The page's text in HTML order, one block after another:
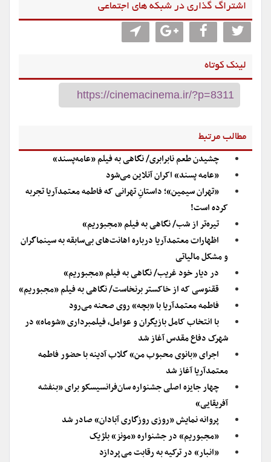
اشتراگ گذاری در شبکه های اجتماعی
لینک کوتاه
مطالب مرتبط
چشیدن طعم نابرابری/ نگاهی به فیلم «عامه‌پسند»
«عامه پسند» اکران آنلاین می‌شود
«تهران سیمین»؛ داستانِ تهرانی که فاطمه معتمدآریا تجربه
کرده است!
تیره‌تر از شب/ نگاهی به فیلم «مجبوریم»
اظهارات معتمدآریا درباره اهانت‌های بی‌سابقه به سینماگران
و مشکل مالیاتی
در دیار خود غریب/ نگاهی به فیلم «مجبوریم»
ققنوسی که از خاکستر برنخاست/ نگاهی به فیلم «مجبوریم»
فاطمه معتمدآریا با «بچه» روی صحنه می‌رود
با انتخاب کامل بازیگران و عوامل، فیلمبرداری «شوماه» در
شهرک دفاع مقدس آغاز شد
اجرای «بانوی محبوب من» گلاب آدینه با حضور فاطمه
معتمدآریا آغاز شد
چهار جایزه اصلی جشنواره سان‌فرانسیسکو برای «بنفشه
آفریقایی»
پروانه نمایش «روزی روزگاری آبادان» صادر شد
«مجبوریم» در جشنواره «مونز» بلژیک
«انبار» در ترکیه به رقابت می‌پردازد